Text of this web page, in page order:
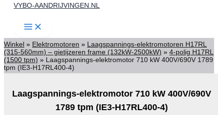
VYBO-AANDRIJVINGEN.NL
Winkel » Elektromotoren » Laagspannings-elektromotoren H17RL
(315-560mm) – gietijzeren frame (132kW-2500kW) » 4-polig H17RL
(1500 tpm) » Laagspannings-elektromotor 710 kW 400V/690V 1789
tpm (IE3-H17RL400-4)
Laagspannings-elektromotor 710 kW 400V/690V
1789 tpm (IE3-H17RL400-4)